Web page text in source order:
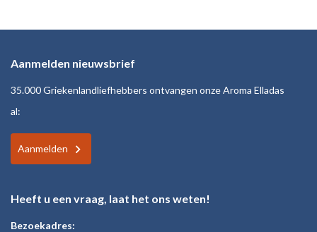
Aanmelden nieuwsbrief
35.000 Griekenlandliefhebbers ontvangen onze Aroma Elladas
al:
Aanmelden
Heeft u een vraag, laat het ons weten!
Bezoekadres: